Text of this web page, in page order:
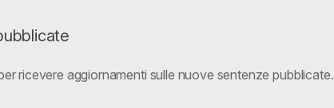
ricevere aggiornamenti sulle nuove sentenze pubblicate.